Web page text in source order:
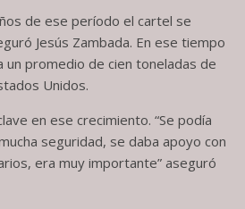
de ese período el cartel se
Jesús Zambada. En ese tiempo
un promedio de cien toneladas de
Unidos.
en ese crecimiento. “Se podía
seguridad, se daba apoyo con
era muy importante” aseguró